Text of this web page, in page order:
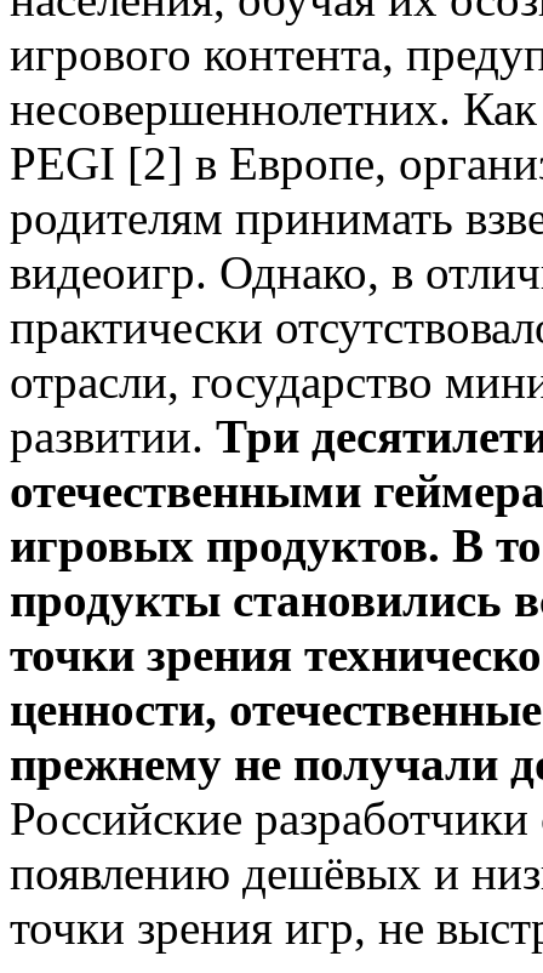
игрового контента,
несовершеннолетних.
PEGI [2] в Европе,
родителям принимать
видеоигр. Однако, в
практически
отрасли, государство
развитии. Три
отечественными
игровых продуктов. В
продукты становились
точки зрения
ценности,
прежнему не получали
Российские
появлению дешёвых и
точки зрения игр, не